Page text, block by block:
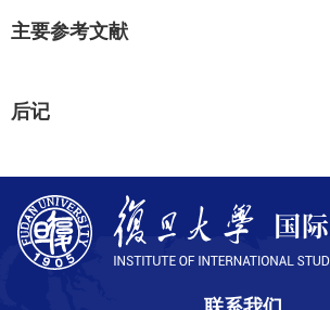
主要参考文献
后记